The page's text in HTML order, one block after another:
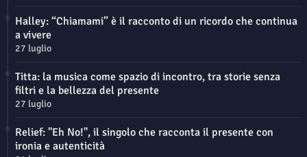
Halley: “Chiamami” è il racconto di un ricordo che continua
a vivere
27 luglio
Titta: la musica come spazio di incontro, tra storie senza
filtri e la bellezza del presente
27 luglio
Relief: "Eh No!", il singolo che racconta il presente con
ironia e autenticità